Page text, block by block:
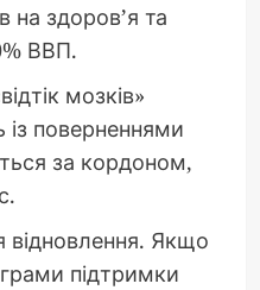
на здоров’я та
ВВП.
мозків»
поверненнями
за кордоном,
відновлення. Якщо
підтримки